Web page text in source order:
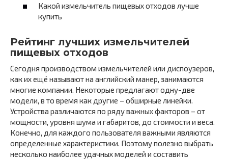
Какой измельчитель пищевых отходов лучше
купить
Рейтинг лучших измельчителей
пищевых отходов
Сегодня производством измельчителей или диспоузеров,
как их ещё называют на английский манер, занимаются
многие компании. Некоторые предлагают одну-две
модели, в то время как другие – обширные линейки.
Устройства различаются по ряду важных факторов – от
мощности, уровня шума и габаритов, до стоимости и веса.
Конечно, для каждого пользователя важными являются
определенные характеристики. Поэтому полезно выбрать
несколько наиболее удачных моделей и составить